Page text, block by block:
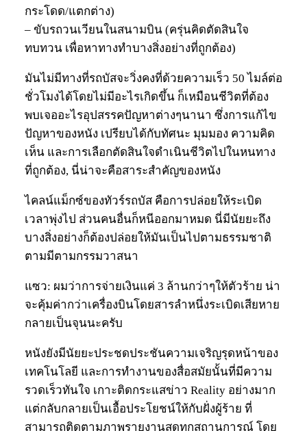
กระโดด/แตกต่าง)
– ขับรถวนเวียนในสนามบิน (ครุ่นคิดตัดสินใจ
ทบทวน เพื่อหาทางทำบางสิ่งอย่างที่ถูกต้อง)
มันไม่มีทางที่รถบัสจะวิ่งคงที่ด้วยความเร็ว 50 ไมล์ต่อ
ชั่วโมงได้โดยไม่มีอะไรเกิดขึ้น ก็เหมือนชีวิตที่ต้อง
พบเจออะไรอุปสรรคปัญหาต่างๆนานา ซึ่งการแก้ไข
ปัญหาของหนัง เปรียบได้กับทัศนะ มุมมอง ความคิด
เห็น และการเลือกตัดสินใจดำเนินชีวิตไปในหนทาง
ที่ถูกต้อง, นี่น่าจะคือสาระสำคัญของหนัง
ไคลน์แม็กซ์ของทัวร์รถบัส คือการปล่อยให้ระเบิด
เวลาพุ่งไป ส่วนคนอื่นก็หนีออกมาหมด นี่มีนัยยะถึง
บางสิ่งอย่างก็ต้องปล่อยให้มันเป็นไปตามธรรมชาติ
ตามมีตามกรรมวาสนา
แซว: ผมว่าการจ่ายเงินแค่ 3 ล้านกว่าๆให้ตัวร้าย น่า
จะคุ้มค่ากว่าเครื่องบินโดยสารลำหนึ่งระเบิดเสียหาย
กลายเป็นจุนนะครับ
หนังยังมีนัยยะประชดประชันความเจริญรุดหน้าของ
เทคโนโลยี และการทำงานของสื่อสมัยนั้นที่มีความ
รวดเร็วทันใจ เกาะติดกระแสข่าว Reality อย่างมาก
แต่กลับกลายเป็นเอื้อประโยชน์ให้กับฝั่งผู้ร้าย ที่
สามารถติดตามภาพรายงานสดทุกสถานการณ์ โดย